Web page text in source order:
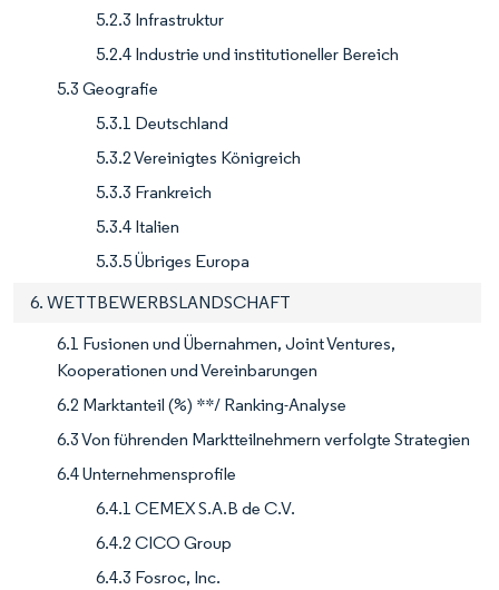
5.2.3 Infrastruktur
5.2.4 Industrie und institutioneller Bereich
5.3 Geografie
5.3.1 Deutschland
5.3.2 Vereinigtes Königreich
5.3.3 Frankreich
5.3.4 Italien
5.3.5 Übriges Europa
6. WETTBEWERBSLANDSCHAFT
6.1 Fusionen und Übernahmen, Joint Ventures,
Kooperationen und Vereinbarungen
6.2 Marktanteil (%) **/ Ranking-Analyse
6.3 Von führenden Marktteilnehmern verfolgte Strategien
6.4 Unternehmensprofile
6.4.1 CEMEX S.A.B de C.V.
6.4.2 CICO Group
6.4.3 Fosroc, Inc.